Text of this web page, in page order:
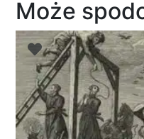
Może